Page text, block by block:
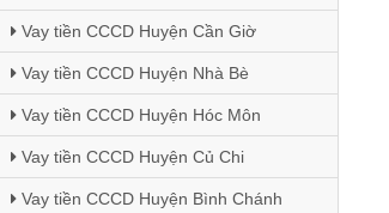
Vay tiền CCCD Huyện Cần Giờ
Vay tiền CCCD Huyện Nhà Bè
Vay tiền CCCD Huyện Hóc Môn
Vay tiền CCCD Huyện Củ Chi
Vay tiền CCCD Huyện Bình Chánh